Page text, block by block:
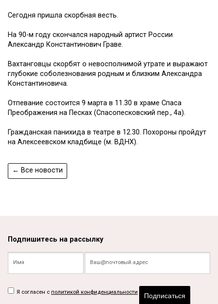
Сегодня пришла скорбная весть.
На 90-м году скончался народный артист России
Александр Константинович Граве.
Вахтанговцы скорбят о невосполнимой утрате и выражают
глубокие соболезнования родным и близким Александра
Константиновича.
Отпевание состоится 9 марта в 11.30 в храме Спаса
Преображения на Песках (Спасопесковский пер., 4а).
Гражданская панихида в театре в 12.30. Похороны пройдут
на Алексеевском кладбище (м. ВДНХ).
← Все новости
Подпишитесь на рассылку
Я согласен с политикой конфиденциальности
Подписаться